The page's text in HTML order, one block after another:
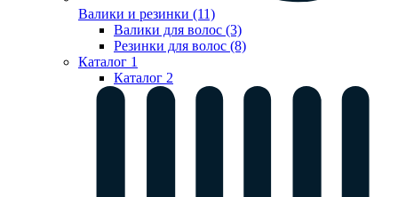
Валики и резинки (11)
Валики для волос (3)
Резинки для волос (8)
Каталог 1
Каталог 2